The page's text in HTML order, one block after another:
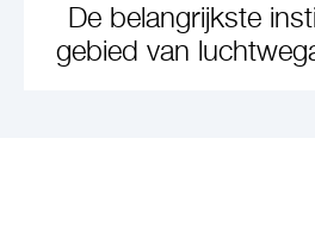
De belangrijkste
gebied van
LEARN MORE